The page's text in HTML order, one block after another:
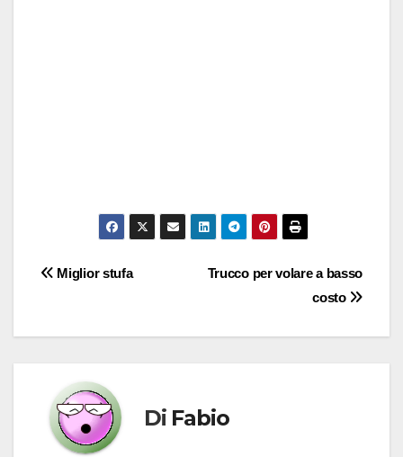
NavigazioneTrucco per volare a basso
costo
Miglior stufa
Di Fabio